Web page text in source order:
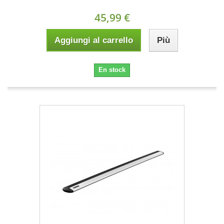
45,99 €
Aggiungi al carrello Più
En stock